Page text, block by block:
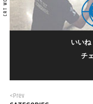
いいね
チ
<Prev